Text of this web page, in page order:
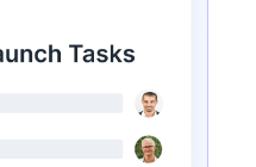
les avec
pouvez
prioriser et
tâches
le